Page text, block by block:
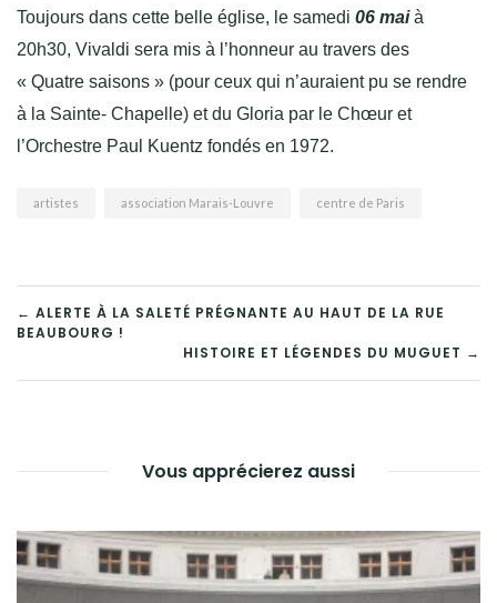
Toujours dans cette belle église, le samedi 06 maià
20h30, Vivaldi sera mis à l’honneur au travers des
« Quatre saisons » (pour ceux qui n’auraient pu se rendre
à la Sainte- Chapelle) et du Gloria par le Chœur et
l’Orchestre Paul Kuentz fondés en 1972.
artistes association Marais-Louvre centre de Paris
NAVIGATION
DE
← ALERTE À LA SALETÉ PRÉGNANTE AU HAUT DE LA RUE
BEAUBOURG !
HISTOIRE ET LÉGENDES DU MUGUET →
Vous apprécierez aussi